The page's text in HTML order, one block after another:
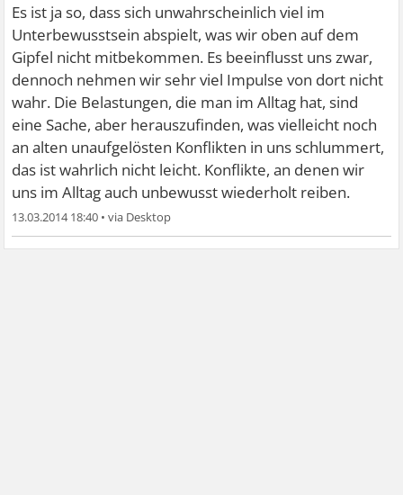
Es ist ja so, dass sich unwahrscheinlich viel im
Unterbewusstsein abspielt, was wir oben auf dem
Gipfel nicht mitbekommen. Es beeinflusst uns zwar,
dennoch nehmen wir sehr viel Impulse von dort nicht
wahr. Die Belastungen, die man im Alltag hat, sind
eine Sache, aber herauszufinden, was vielleicht noch
an alten unaufgelösten Konflikten in uns schlummert,
das ist wahrlich nicht leicht. Konflikte, an denen wir
uns im Alltag auch unbewusst wiederholt reiben.
13.03.2014 18:40 •